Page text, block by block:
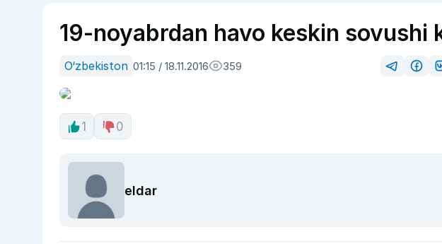
19-noyabrdan havo keskin sovushi
O‘zbekiston 01:15 / 18.11.2016 359
1 0
eldar